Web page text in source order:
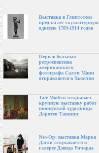
Выставка в Глиптотеке
предлагает скульптурную
одиссею 1789-1914 годов
Первая большая
ретроспектива
американского
фотографа Салли Манн
отправляется в Хьюстон
Tate Modern открывает
крупную выставку работ
пионерской художницы
Доротеи Таннинг
Neo-Op: выставка Марка
Дагли открывается в
галерее Дэвида Ричарда